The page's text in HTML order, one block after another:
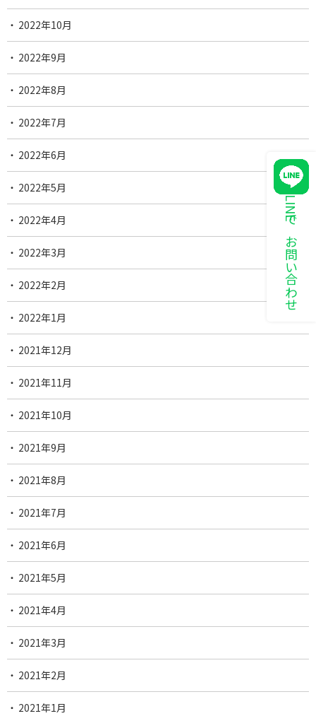
LINEでお問い合わせ
2022年10月
2022年9月
2022年8月
2022年7月
2022年6月
2022年5月
2022年4月
2022年3月
2022年2月
2022年1月
2021年12月
2021年11月
2021年10月
2021年9月
2021年8月
2021年7月
2021年6月
2021年5月
2021年4月
2021年3月
2021年2月
2021年1月